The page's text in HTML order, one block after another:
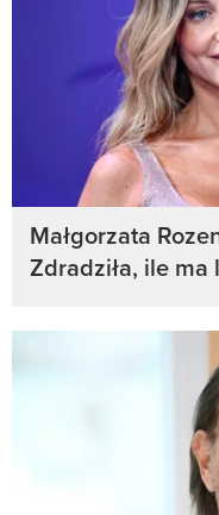
Małgorzata
Zdradziła, ile ma